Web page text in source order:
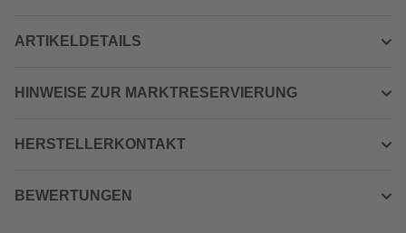
ARTIKELDETAILS
HINWEISE ZUR MARKTRESERVIERUNG
HERSTELLERKONTAKT
BEWERTUNGEN